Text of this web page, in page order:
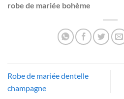
robe de mariée bohème
Robe de mariée dentelle
champagne